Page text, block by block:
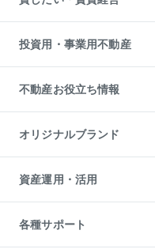
購入ガイド
English 繁体中文簡体中文
不動産売却の流れ
不動産買換えの流れ
売却ガイド
借りるときの流れ
借りるガイド
マンション賃料データ
賃貸管理プラン
リロケーションについて
貸すガイド
投資用・事業用不動産
事業用不動産
マンション投資
投資用マンション
アパート経営
収益物件
ビル購入（ビル一棟）
投資用不動産の売却査定
事業用不動産の売却査定
不動産お役立ち情報
マンションライブラリー
人気マンションランキング
暮らしに役立つ不動産メディア
不動産相場・不動産価格情報
不動産コラム・ニュース
不動産用語集
不動産なんでもネット相談室
住まいの税金
オリジナルブランド
一棟リノベーションマンション
L`GENTE（ルジェンテ）
区分リノベーションマンション
投資用一棟レジデンスWELL
資産運用・活用
不動産M&A
アセットマネジメント・出資
各種サポート